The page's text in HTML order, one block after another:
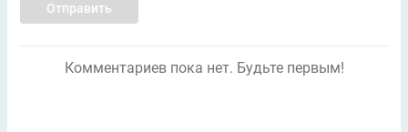
Отправить
Комментариев пока нет. Будьте первым!